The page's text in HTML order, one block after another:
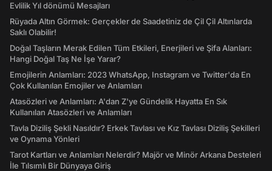
Evlilik Yıl dönümü Mesajları
Rüyada Altın Görmek: Gerçekler de Saadetiniz de Çil Çil Altınlarda
Saklı Olabilir!
Doğal Taşların Merak Edilen Tüm Etkileri, Enerjileri ve Şifa Alanları:
Hangi Doğal Taş Ne İşe Yarar?
Emojilerin Anlamları: 2023 WhatsApp, Instagram ve Twitter'da En
Çok Kullanılan Emojiler ve Anlamları
Atasözleri ve Anlamları: A'dan Z'ye Gündelik Hayatta En Sık
Kullanılan Atasözleri ve Anlamları
Tavla Diziliş Şekli Nasıldır? Erkek Tavlası ve Kız Tavlası Diziliş Şekilleri
ve Oynama Yönleri
Tarot Kartları ve Anlamları Nelerdir? Majör ve Minör Arkana Desteleri
İle Tılsımlı Bir Dünyaya Giriş